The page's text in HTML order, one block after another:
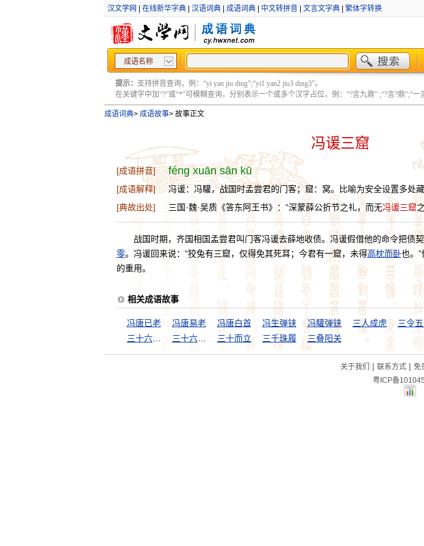
汉文学网 在线新华字典| 汉语词典| 成语词典| 中文转拼音| 文言文字典| 繁体字转换
成语名称
提示： 支持拼音查询，例：“yi yan jiu ding”;“yi1 yan2 jiu3 ding3”。
在关键字中加“?”或“*”可模糊查询，分别表示一个或多个汉字占位，例：“?言九鼎” ;“?言?鼎”;“一
成语词典> 成语故事>故事正文
冯谖三窟
[成语拼音] féng xuān sān kū
[成语解释]
冯谖：冯驩，战国时孟尝君的门客；窟：窝。比喻为安全设置多处
[典故出处]
三国·魏·吴质《答东阿王书》：“深蒙薛公折节之礼，而无冯谖三窟
战国时期，齐国相国孟尝君叫门客冯谖去薛地收债。冯谖假借他的命令把债
零。冯谖回来说：“狡兔有三窟，仅得免其死耳；今君有一窟，未得高枕而卧也。
的重用。
相关成语故事
冯唐已老 冯唐易老 冯唐白首 冯生弹铗 冯驩弹铗 三人成虎 三令
三十六策，走是上计
三十六计，走为上计 三十而立 三千珠履 三叠阳关
关于我们 | 联系方式 | 免
粤ICP备